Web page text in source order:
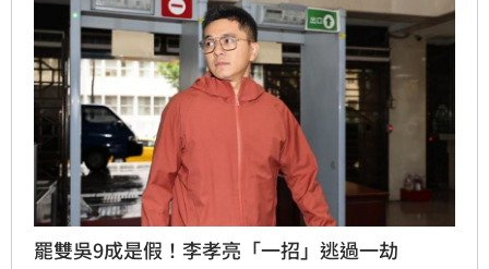
不起訴也是很厲害啦 XDDD」。
罷雙吳9成是假！李孝亮「一招」逃過一劫